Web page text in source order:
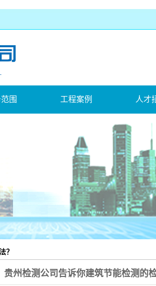
围
工程
定
工程案例 人才
在线招聘
？
贵州检测公司告诉你建筑节能检测的